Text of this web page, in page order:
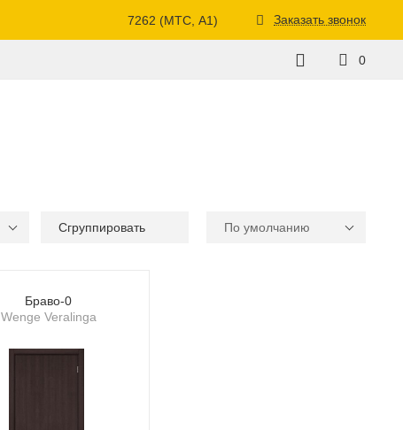
7262 (МТС, A1) Заказать звонок
0
Сгруппировать По умолчанию
Браво-0
Wenge Veralinga